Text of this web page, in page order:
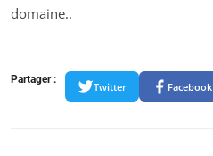
domaine..
Partager :
Twitter Facebook